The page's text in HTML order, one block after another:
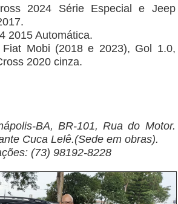
2024 Série Especial e Jeep
2015 Automática.
Fiat Mobi (2018 e 2023), Gol 1.0,
2020 cinza.
BA, BR-101, Rua do Motor.
Cuca Lelê.(Sede em obras).
(73) 98192-8228